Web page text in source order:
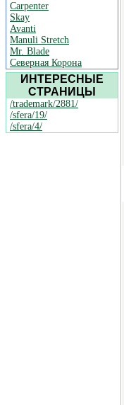
Carpenter
Skay
Avanti
Manuli Stretch
Mr. Blade
Северная Корона
ИНТЕРЕСНЫЕ
СТРАНИЦЫ
/trademark/2881/
/sfera/19/
/sfera/4/